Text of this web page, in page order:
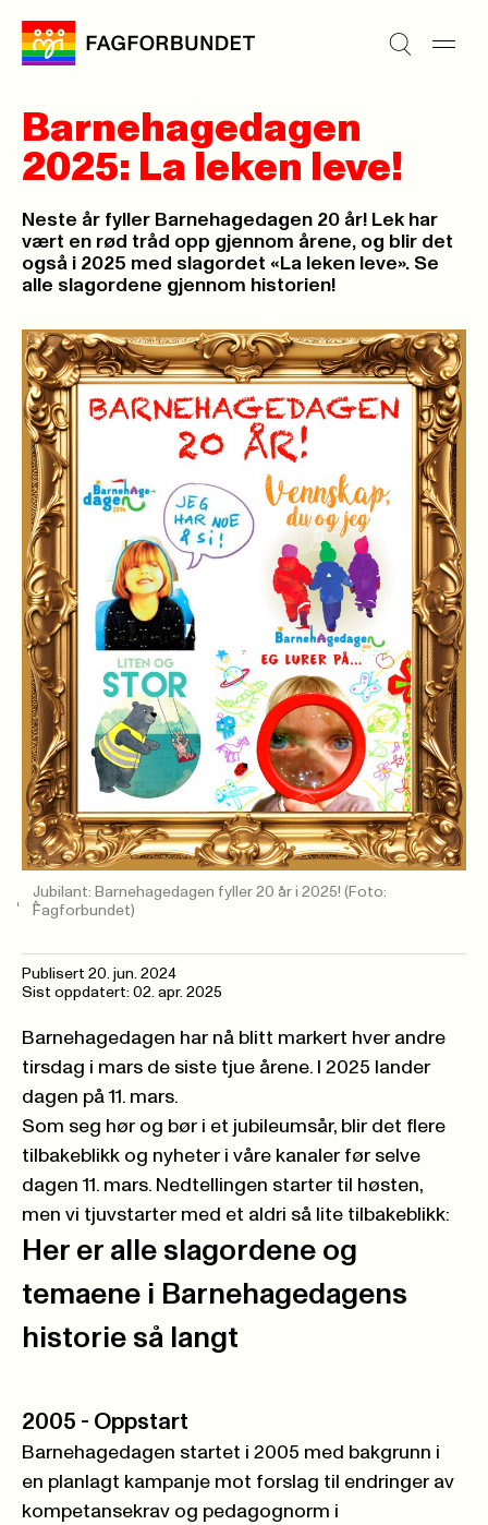
Barnehagedagen
2025: La leken leve!
Neste år fyller Barnehagedagen 20 år! Lek har
vært en rød tråd opp gjennom årene, og blir det
også i 2025 med slagordet «La leken leve». Se
alle slagordene gjennom historien!
Jubilant: Barnehagedagen fyller 20 år i 2025!(Foto:
Fagforbundet)
Publisert 20. jun. 2024
Sist oppdatert: 02. apr. 2025
Barnehagedagen har nå blitt markert hver andre
tirsdag i mars de siste tjue årene. I 2025 lander
dagen på 11. mars.
Som seg hør og bør i et jubileumsår, blir det flere
tilbakeblikk og nyheter i våre kanaler før selve
dagen 11. mars. Nedtellingen starter til høsten,
men vi tjuvstarter med et aldri så lite tilbakeblikk:
Her er alle slagordene og
temaene i Barnehagedagens
historie så langt
2005 - Oppstart
Barnehagedagen startet i 2005 med bakgrunn i
en planlagt kampanje mot forslag til endringer av
kompetansekrav og pedagognorm i